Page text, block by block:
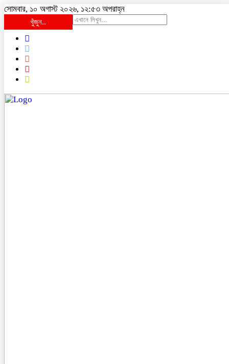
সোমবার, ১০ অগাস্ট ২০২৬, ১২:৫৩ অপরাহ্ন
খুঁজুন..